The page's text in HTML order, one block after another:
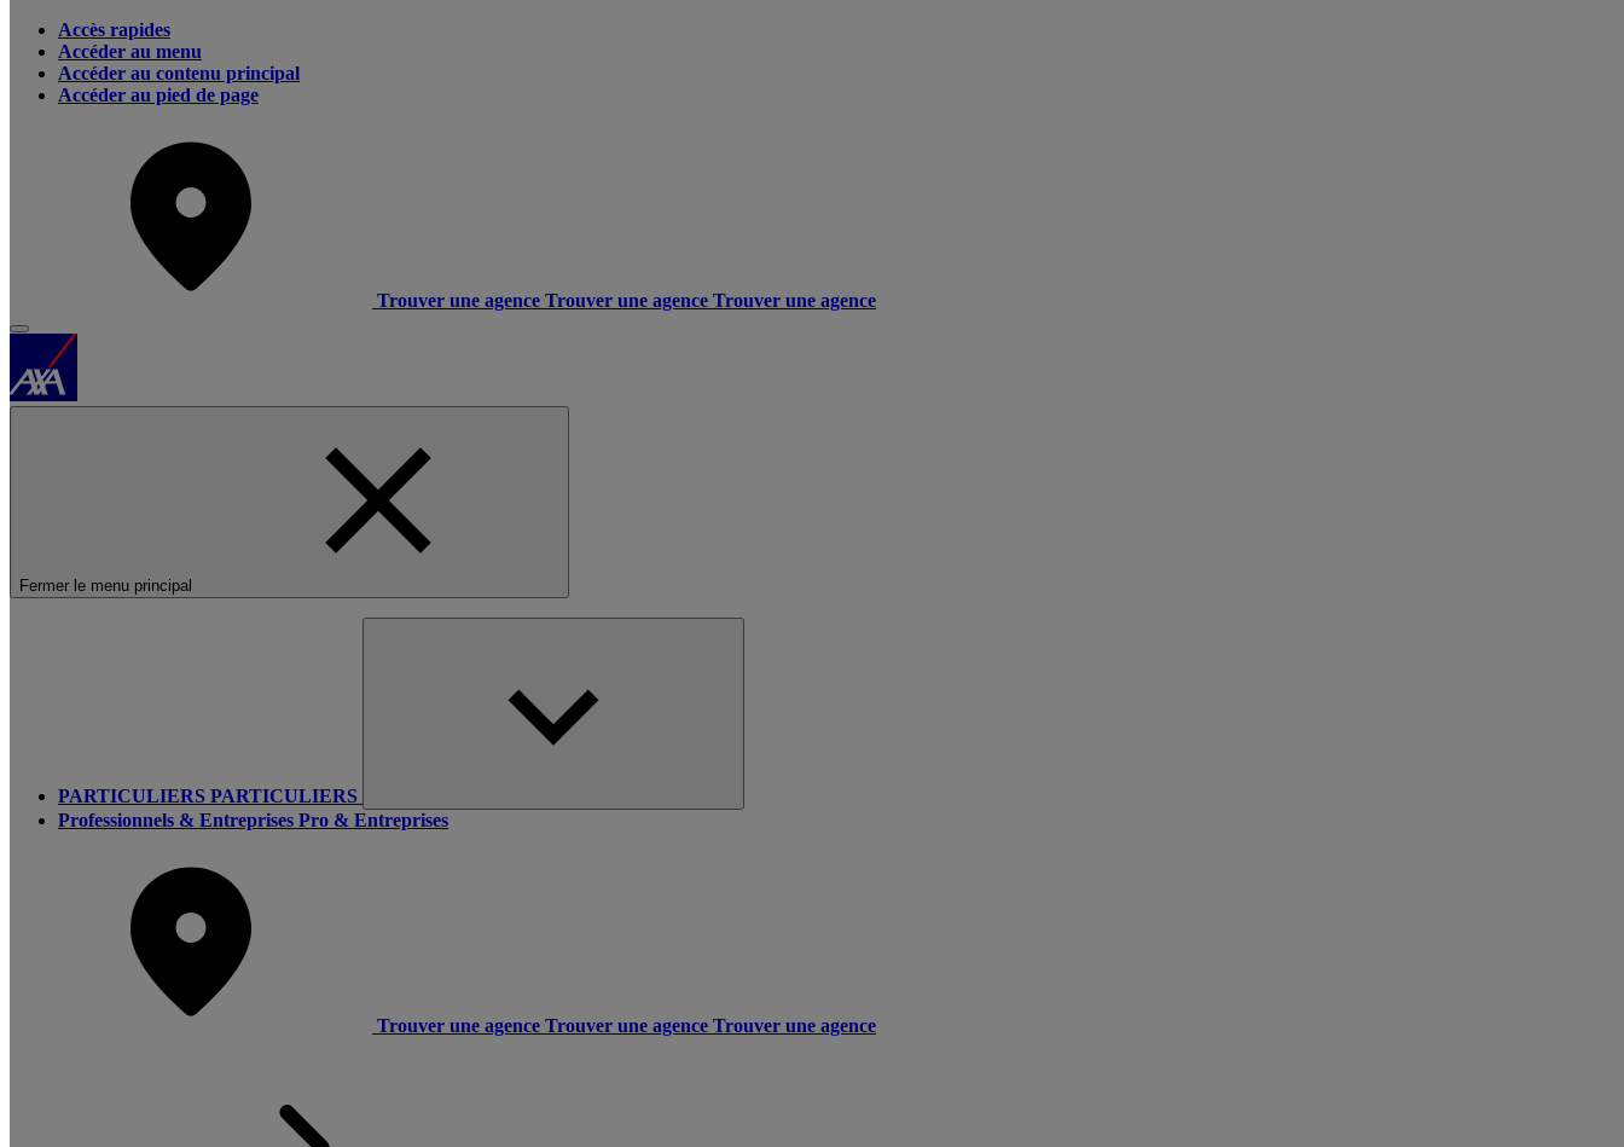
Accès rapides
Accéder au menu
Accéder au contenu principal
Accéder au pied de page
Trouver une agence Trouver une agence Trouver une agence
Fermer le menu principal
PARTICULIERS PARTICULIERS
Professionnels & Entreprises Pro & Entreprises
Trouver une agence Trouver une agence Trouver une agence